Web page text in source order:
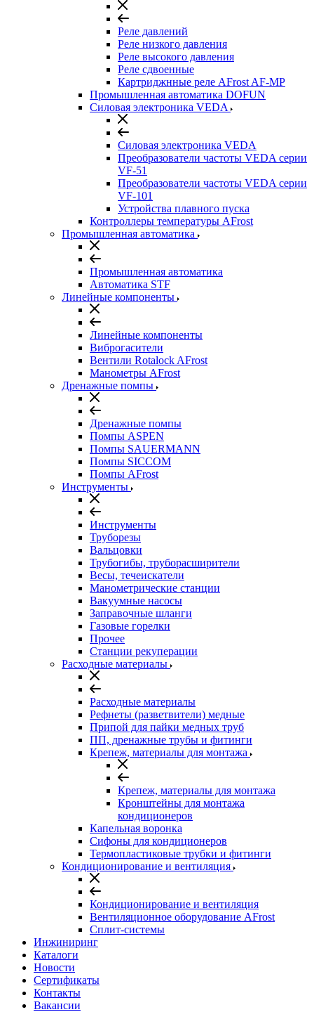
Реле давлений
Реле низкого давления
Реле высокого давления
Реле сдвоенные
Картриджнные реле AFrost AF-MP
Промышленная автоматика DOFUN
Силовая электроника VEDA
Силовая электроника VEDA
Преобразователи частоты VEDA серии
VF-51
Преобразователи частоты VEDA серии
VF-101
Устройства плавного пуска
Контроллеры температуры AFrost
Промышленная автоматика
Промышленная автоматика
Автоматика STF
Линейные компоненты
Линейные компоненты
Виброгасители
Вентили Rotalock AFrost
Манометры AFrost
Дренажные помпы
Дренажные помпы
Помпы ASPEN
Помпы SAUERMANN
Помпы SICCOM
Помпы AFrost
Инструменты
Инструменты
Труборезы
Вальцовки
Трубогибы, труборасширители
Весы, течеискатели
Манометрические станции
Вакуумные насосы
Заправочные шланги
Газовые горелки
Прочее
Станции рекуперации
Расходные материалы
Расходные материалы
Рефнеты (разветвители) медные
Припой для пайки медных труб
ПП, дренажные трубы и фитинги
Крепеж, материалы для монтажа
Крепеж, материалы для монтажа
Кронштейны для монтажа
кондиционеров
Капельная воронка
Сифоны для кондиционеров
Термопластиковые трубки и фитинги
Кондиционирование и вентиляция
Кондиционирование и вентиляция
Вентиляционное оборудование AFrost
Сплит-системы
Инжиниринг
Каталоги
Новости
Сертификаты
Контакты
Вакансии